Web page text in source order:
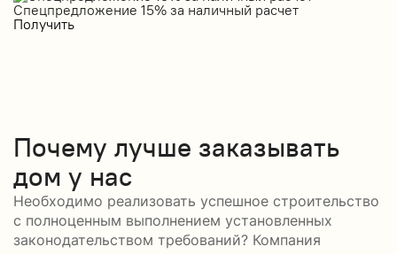
Спецпредложение 15% за наличный расчет
Получить
Почему лучше заказывать
дом у нас
Необходимо реализовать успешное строительство
с полноценным выполнением установленных
законодательством требований? Компания